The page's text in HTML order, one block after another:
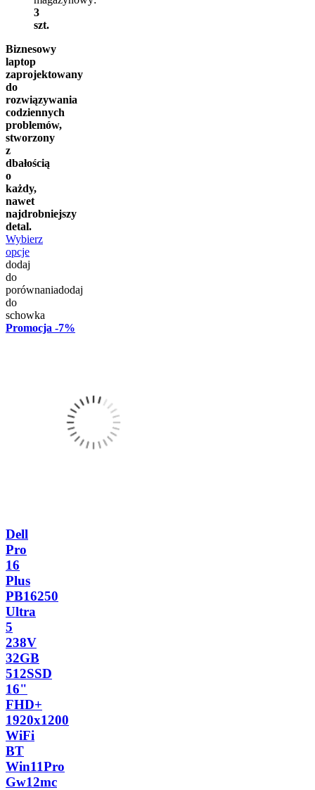
3
szt.
Biznesowy
laptop
zaprojektowany
do
rozwiązywania
codziennych
problemów,
stworzony
z
dbałością
o
każdy,
nawet
najdrobniejszy
detal.
Wybierz
opcje
dodaj
do
porównaniadodaj
do
schowka
Promocja -7%
Dell
Pro
16
Plus
PB16250
Ultra
5
238V
32GB
512SSD
16"
FHD+
1920x1200
WiFi
BT
Win11Pro
Gw12mc